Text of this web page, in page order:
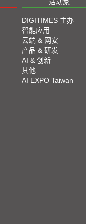
活动家
DIGITIMES 主办
智能应用
云端 & 网安
产品 & 研发
AI & 创新
其他
AI EXPO Taiwan